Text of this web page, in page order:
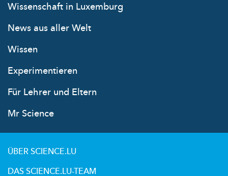
Wissenschaft in Luxemburg
News aus aller Welt
Wissen
Experimentieren
Für Lehrer und Eltern
Mr Science
ÜBER SCIENCE.LU
DAS SCIENCE.LU-TEAM